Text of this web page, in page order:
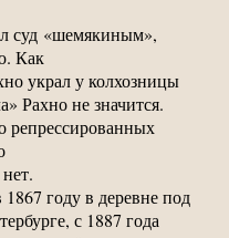
суд «шемякиным»,
Как
украл у колхозницы
Рахно не значится.
репрессированных
году в деревне под
с 1887 года